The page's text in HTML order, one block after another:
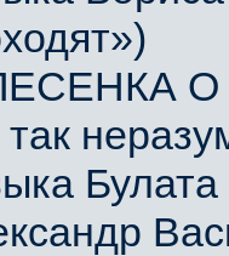
О
так